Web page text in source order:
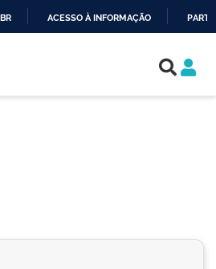
ACESSO À INFORMAÇÃO